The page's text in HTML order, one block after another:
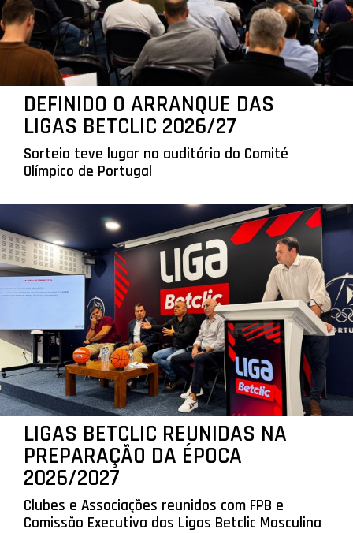
DEFINIDO O ARRANQUE DAS
LIGAS BETCLIC 2026/27
Sorteio teve lugar no auditório do Comité
Olímpico de Portugal
LIGAS BETCLIC REUNIDAS NA
PREPARAÇÃO DA ÉPOCA
2026/2027
Clubes e Associações reunidos com FPB e
Comissão Executiva das Ligas Betclic Masculina